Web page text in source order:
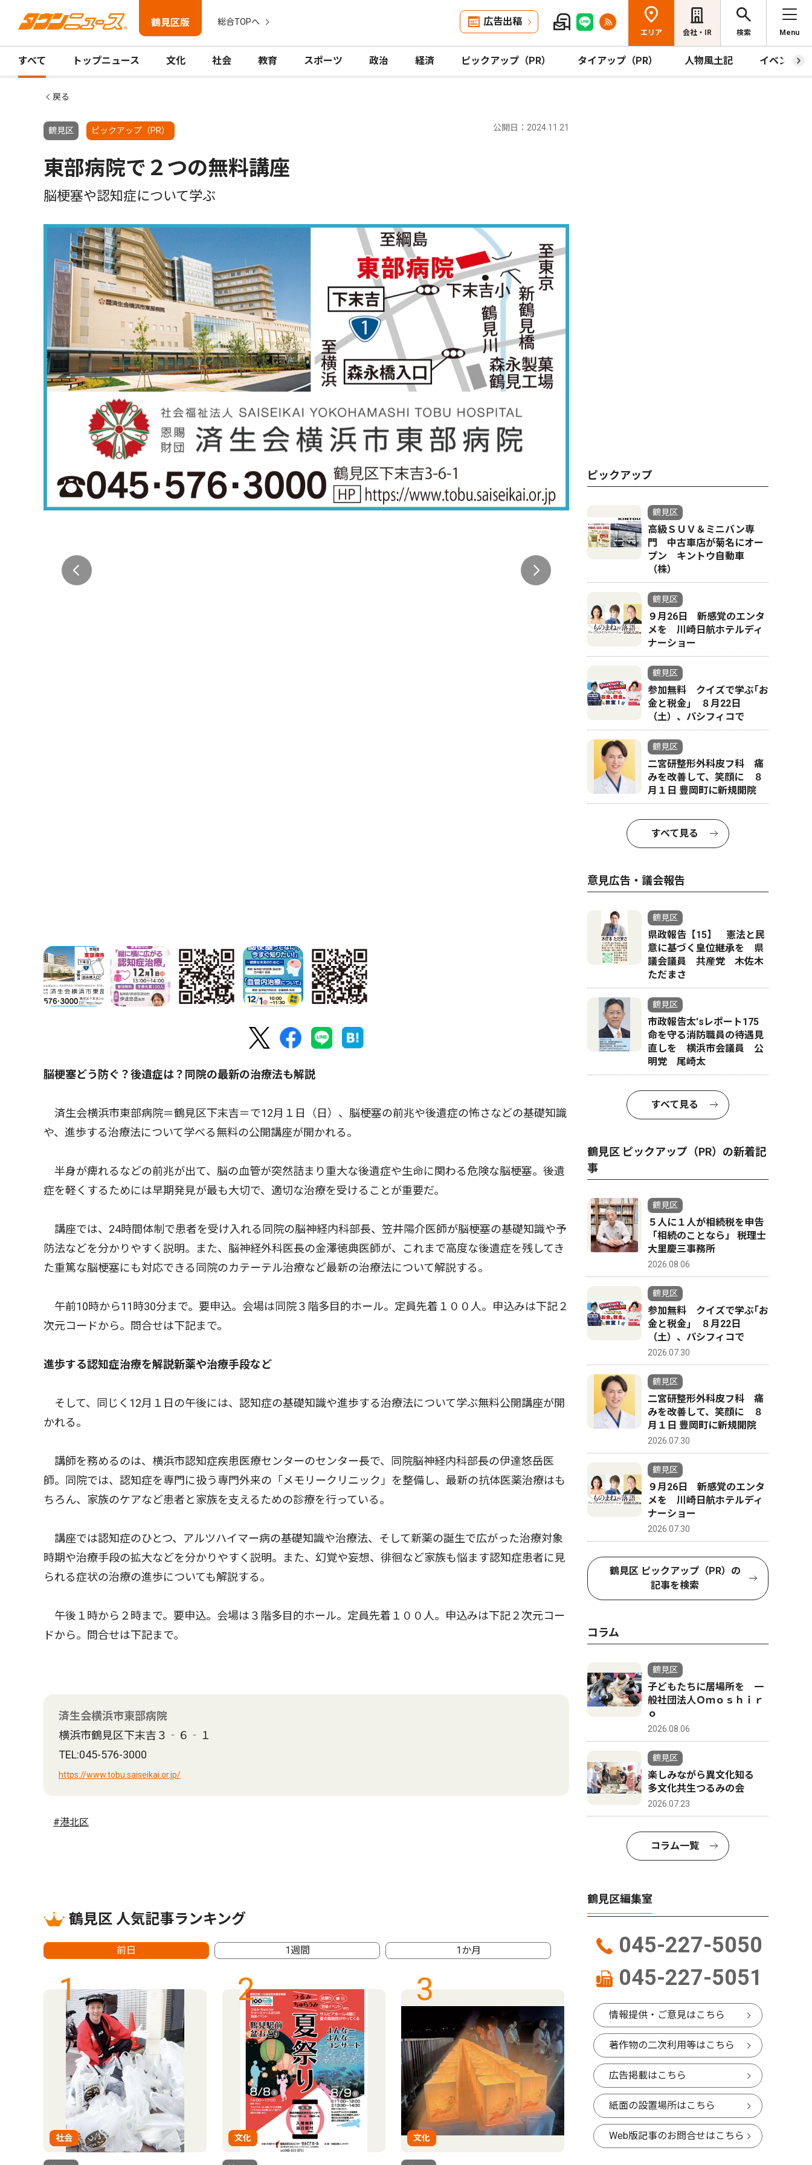
鶴見区版 総合TOPへ 広告出稿
エリア 会社・IR 検索 Menu
すべて トップニュース 文化 社会 教育 スポーツ 政治 経済 ピックアップ（PR） タイアップ（PR） 人物風土記 イベント
戻る
鶴見区 ピックアップ（PR） 公開日：2024.11.21
東部病院で２つの無料講座
脳梗塞や認知症について学ぶ
脳梗塞どう防ぐ？後遺症は？同院の最新の治療法も解説
済生会横浜市東部病院＝鶴見区下末吉＝で12月１日（日）、脳梗塞の前兆や後遺症の怖さなどの基礎知識
や、進歩する治療法について学べる無料の公開講座が開かれる。
半身が痺れるなどの前兆が出て、脳の血管が突然詰まり重大な後遺症や生命に関わる危険な脳梗塞。後遺
症を軽くするためには早期発見が最も大切で、適切な治療を受けることが重要だ。
講座では、24時間体制で患者を受け入れる同院の脳神経内科部長、笠井陽介医師が脳梗塞の基礎知識や予
防法などを分かりやすく説明。また、脳神経外科医長の金澤徳典医師が、これまで高度な後遺症を残してき
た重篤な脳梗塞にも対応できる同院のカテーテル治療など最新の治療法について解説する。
午前10時から11時30分まで。要申込。会場は同院３階多目的ホール。定員先着１００人。申込みは下記２
次元コードから。問合せは下記まで。
進歩する認知症治療を解説新薬や治療手段など
そして、同じく12月１日の午後には、認知症の基礎知識や進歩する治療法について学ぶ無料公開講座が開
かれる。
講師を務めるのは、横浜市認知症疾患医療センターのセンター長で、同院脳神経内科部長の伊達悠岳医
師。同院では、認知症を専門に扱う専門外来の「メモリークリニック」を整備し、最新の抗体医薬治療はも
ちろん、家族のケアなど患者と家族を支えるための診療を行っている。
講座では認知症のひとつ、アルツハイマー病の基礎知識や治療法、そして新薬の誕生で広がった治療対象
時期や治療手段の拡大などを分かりやすく説明。また、幻覚や妄想、徘徊など家族も悩ます認知症患者に見
られる症状の治療の進歩についても解説する。
午後１時から２時まで。要申込。会場は３階多目的ホール。定員先着１００人。申込みは下記２次元コー
ドから。問合せは下記まで。
済生会横浜市東部病院
横浜市鶴見区下末吉３‐６‐１
TEL:045-576-3000
https://www.tobu.saiseikai.or.jp/
#港北区
鶴見区 人気記事ランキング
前日 1週間 1か月
1
社会
2
文化
3
文化
4
人物風土記
ピックアップ
鶴見区
高級ＳＵＶ＆ミニバン専
門 中古車店が菊名にオー
プン キントウ自動車
（株）
鶴見区
９月26日 新感覚のエンタ
メを 川崎日航ホテルディ
ナーショー
鶴見区
参加無料 クイズで学ぶ｢お
金と税金｣ ８月22日
（土）、パシフィコで
鶴見区
二宮研整形外科皮フ科 痛
みを改善して、笑顔に ８
月１日 豊岡町に新規開院
すべて見る
意見広告・議会報告
鶴見区
県政報告【15】 憲法と民
意に基づく皇位継承を 県
議会議員 共産党 木佐木
ただまさ
鶴見区
市政報告太'sレポート175
命を守る消防職員の待遇見
直しを 横浜市会議員 公
明党 尾崎太
すべて見る
鶴見区 ピックアップ（PR）の新着記
事
鶴見区
５人に１人が相続税を申告
「相続のことなら」 税理士
大里慶三事務所
2026.08.06
鶴見区
参加無料 クイズで学ぶ｢お
金と税金｣ ８月22日
（土）、パシフィコで
2026.07.30
鶴見区
二宮研整形外科皮フ科 痛
みを改善して、笑顔に ８
月１日 豊岡町に新規開院
2026.07.30
鶴見区
９月26日 新感覚のエンタ
メを 川崎日航ホテルディ
ナーショー
2026.07.30
鶴見区 ピックアップ（PR）の
記事を検索
コラム
鶴見区
子どもたちに居場所を 一
般社団法人Ｏｍｏｓｈｉｒ
ｏ
2026.08.06
鶴見区
楽しみながら異文化知る
多文化共生つるみの会
2026.07.23
コラム一覧
鶴見区編集室
045-227-5050
045-227-5051
情報提供・ご意見はこちら
著作物の二次利用等はこちら
広告掲載はこちら
紙面の設置場所はこちら
Web版記事のお問合せはこちら